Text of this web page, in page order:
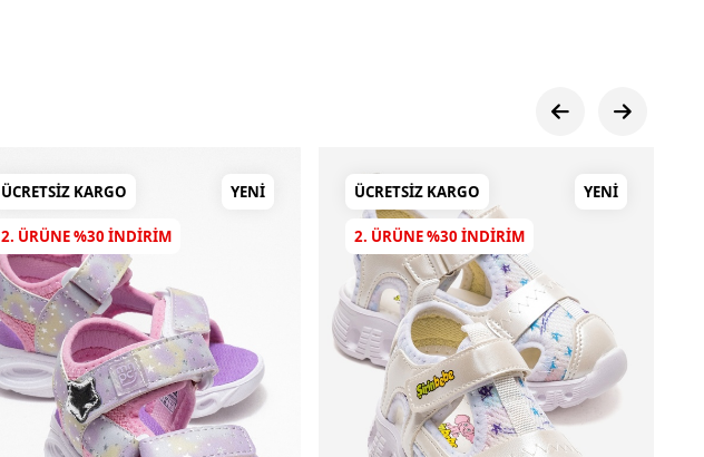
ÜCRETSIZ KARGO YENI
2. ÜRÜNE %30 INDIRIM
ÜCRETSIZ KARGO YENI
2. ÜRÜNE %30 INDIRIM